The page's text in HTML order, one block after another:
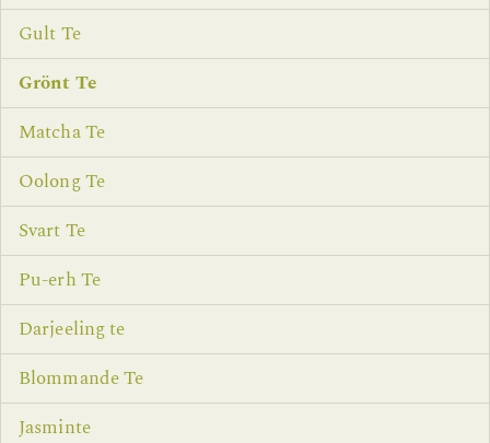
Gult Te
Grönt Te
Matcha Te
Oolong Te
Svart Te
Pu-erh Te
Darjeeling te
Blommande Te
Jasminte